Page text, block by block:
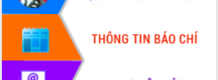
Đắk Lắk sơ kết 4 năm triển khai thực
hiện Đề án 06 của Chính phủ
Họp báo thông tin về Hội nghị Công bố
Quy hoạch và Xúc tiến đầu tư tỉnh Đắk
Khơi thông điểm nghẽn, đẩy nhanh
giải ngân vốn khắc phục thiên tai